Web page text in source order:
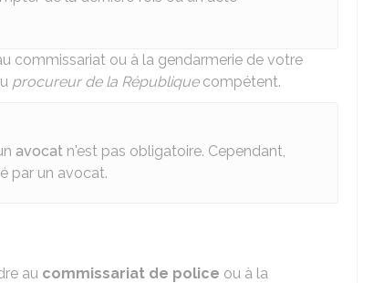
commissariat ou à la gendarmerie de votre
procureur de la Républiquecompétent.
avocat n'est pas obligatoire. Cependant,
par un avocat.
au commissariat de police ou à la